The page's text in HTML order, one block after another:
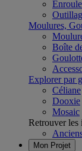
Moulures,
Boîte
Explorer par
Céliane
Dooxie
Mosaic
Retrouver les
Mon Projet